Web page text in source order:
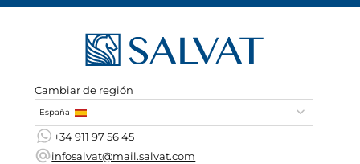
Cambiar de región
España
+34 911 97 56 45
infosalvat@mail.salvat.com